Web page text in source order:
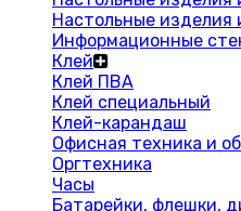
Настольные изделия
Информационные
Клей
Клей ПВА
Клей специальный
Клей-карандаш
Офисная техника и
Оргтехника
Часы
Батарейки, флешки,